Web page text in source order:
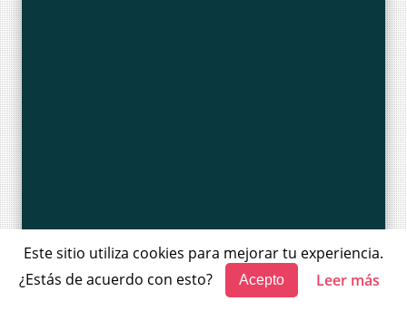
Este sitio utiliza cookies para mejorar tu experiencia.
¿Estás de acuerdo con esto?
Acepto Leer más